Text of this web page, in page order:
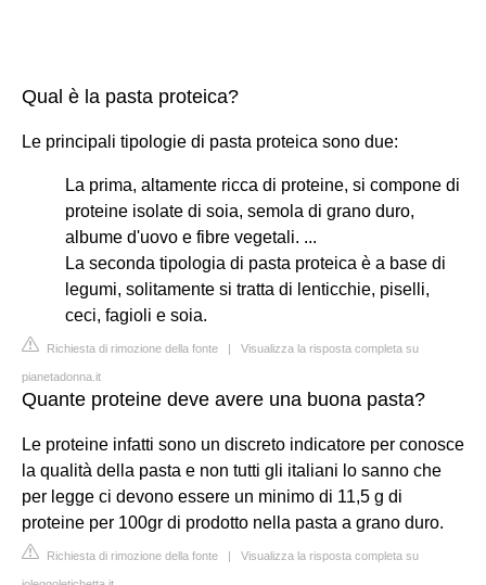
Qual è la pasta proteica?
Le principali tipologie di pasta proteica sono due:
La prima, altamente ricca di proteine, si compone di
proteine isolate di soia, semola di grano duro,
albume d'uovo e fibre vegetali. ...
La seconda tipologia di pasta proteica è a base di
legumi, solitamente si tratta di lenticchie, piselli,
ceci, fagioli e soia.
Richiesta di rimozione della fonte | Visualizza la risposta completa su
pianetadonna.it
Quante proteine deve avere una buona pasta?
Le proteine infatti sono un discreto indicatore per conosce
la qualità della pasta e non tutti gli italiani lo sanno che
per legge ci devono essere un minimo di 11,5 g di
proteine per 100gr di prodotto nella pasta a grano duro.
Richiesta di rimozione della fonte | Visualizza la risposta completa su